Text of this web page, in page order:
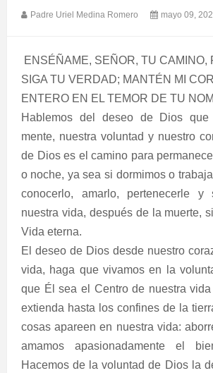
Padre Uriel Medina Romero mayo 09,
ENSÉÑAME, SEÑOR, TU CAMINO,
SIGA TU VERDAD; MANTÉN MI
ENTERO EN EL TEMOR DE TU
Hablemos del deseo de Dios que
mente, nuestra voluntad y nuestro
de Dios es el camino para
o noche, ya sea si dormimos o
conocerlo, amarlo, pertenecerle y
nuestra vida, después de la muerte,
Vida eterna.
El deseo de Dios desde nuestro
vida, haga que vivamos en la
que Él sea el Centro de nuestra
extienda hasta los confines de la
cosas apareen en nuestra vida:
amamos apasionadamente el
Hacemos de la voluntad de Dios la